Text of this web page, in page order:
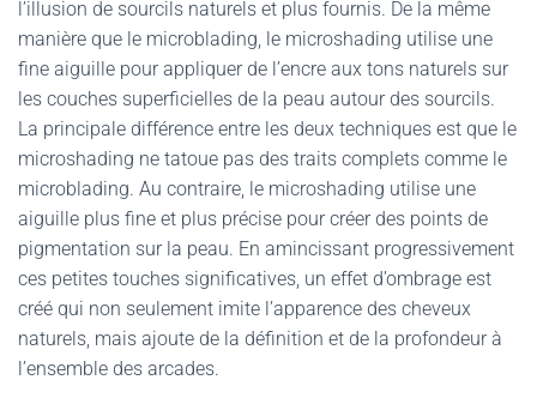
l’illusion de sourcils naturels et plus fournis. De la même
manière que le microblading, le microshading utilise une
fine aiguille pour appliquer de l’encre aux tons naturels sur
les couches superficielles de la peau autour des sourcils.
La principale différence entre les deux techniques est que le
microshading ne tatoue pas des traits complets comme le
microblading. Au contraire, le microshading utilise une
aiguille plus fine et plus précise pour créer des points de
pigmentation sur la peau. En amincissant progressivement
ces petites touches significatives, un effet d’ombrage est
créé qui non seulement imite l’apparence des cheveux
naturels, mais ajoute de la définition et de la profondeur à
l’ensemble des arcades.